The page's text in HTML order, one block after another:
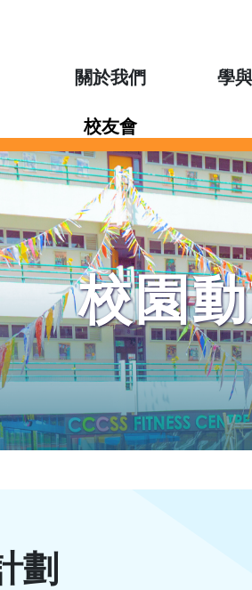
關於我們 學
校友會
校園
劃